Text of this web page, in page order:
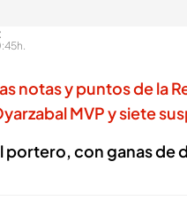
notas y puntos de la
MVP y siete
portero, con ganas de